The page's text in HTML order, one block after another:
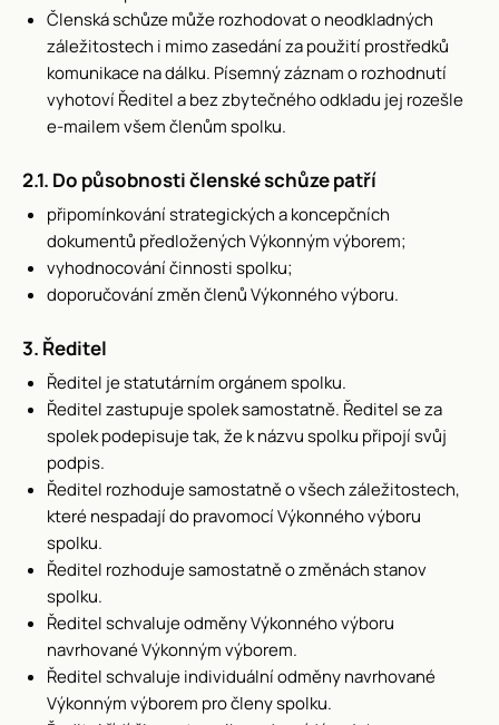
Členská schůze může rozhodovat o neodkladných
záležitostech i mimo zasedání za použití prostředků
komunikace na dálku. Písemný záznam o rozhodnutí
vyhotoví Ředitel a bez zbytečného odkladu jej rozešle
e-mailem všem členům spolku.
2.1. Do působnosti členské schůze patří
připomínkování strategických a koncepčních
dokumentů předložených Výkonným výborem;
vyhodnocování činnosti spolku;
doporučování změn členů Výkonného výboru.
3. Ředitel
Ředitel je statutárním orgánem spolku.
Ředitel zastupuje spolek samostatně. Ředitel se za
spolek podepisuje tak, že k názvu spolku připojí svůj
podpis.
Ředitel rozhoduje samostatně o všech záležitostech,
které nespadají do pravomocí Výkonného výboru
spolku.
Ředitel rozhoduje samostatně o změnách stanov
spolku.
Ředitel schvaluje odměny Výkonného výboru
navrhované Výkonným výborem.
Ředitel schvaluje individuální odměny navrhované
Výkonným výborem pro členy spolku.